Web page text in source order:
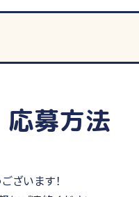
応募方法
ざいます！